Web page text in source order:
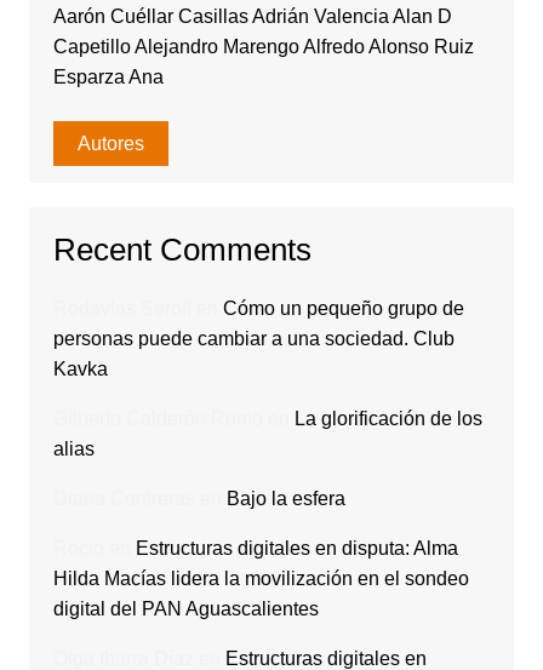
Aarón Cuéllar Casillas Adrián Valencia Alan D
Capetillo Alejandro Marengo Alfredo Alonso Ruiz
Esparza Ana
Autores
Recent Comments
Cómo un pequeño grupo de
personas puede cambiar a una sociedad. Club
Kavka
La glorificación de los
alias
Bajo la esfera
Estructuras digitales en disputa: Alma
Hilda Macías lidera la movilización en el sondeo
digital del PAN Aguascalientes
Estructuras digitales en